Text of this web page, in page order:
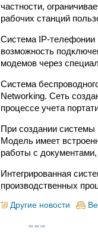
частности,
рабочих станций
Система IP-телефонии
возможность
модемов через
Система
Networking. Сеть
процессе учета
При создании системы
Модель имеет
работы с
Интегрированная
производственных
Другие новости